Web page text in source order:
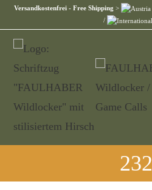
Versandkostenfrei - Free Shipping >
/
232